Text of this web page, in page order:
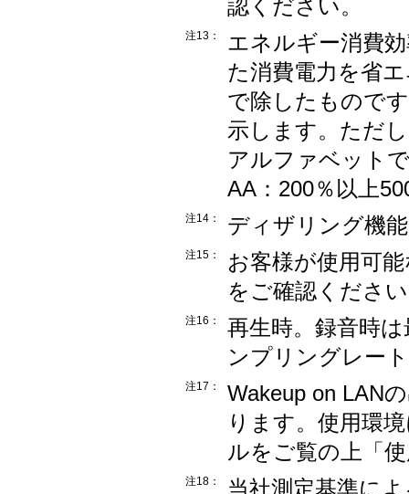
認ください。
注13：
エネルギー消費
た消費電力を省
で除したもので
示します。ただ
アルファベット
AA：200％以上
注14： ディザリング機
注15：
お客様が使用可
をご確認くださ
注16：
再生時。録音時
ンプリングレー
注17：
Wakeup on LAN
ります。使用環
ルをご覧の上「
注18：
当社測定基準に